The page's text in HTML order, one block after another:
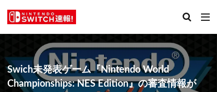
Swich未発表ゲーム『Nintendo World
Championships: NES Edition』の審査情報が